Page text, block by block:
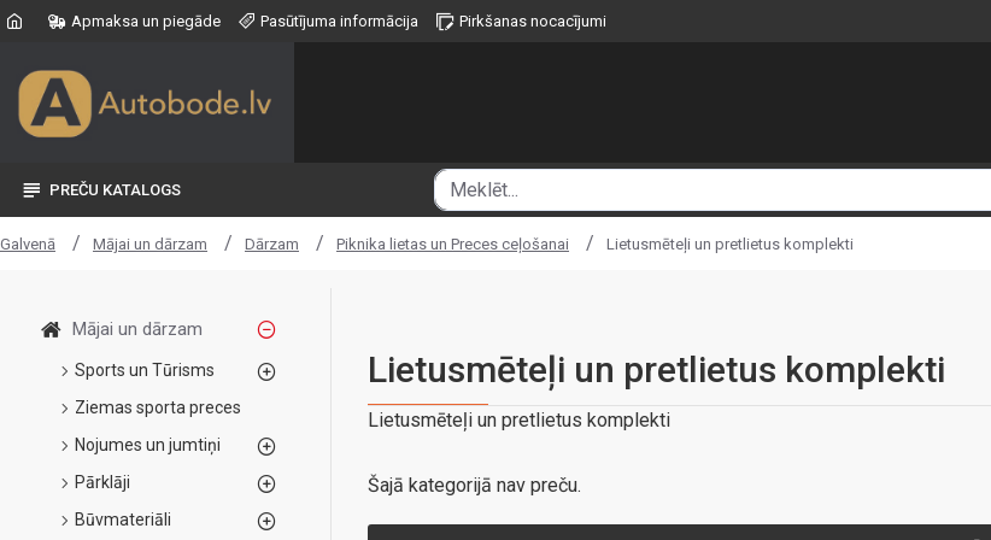
Apmaksa un piegāde Pasūtījuma informācija Pirkšanas nocacījumi
PREČU KATALOGS
Galvenā Mājai un dārzam Dārzam Piknika lietas un Preces ceļošanai Lietusmēteļi un pretlietus komplekti
Mājai un dārzam
Sports un Tūrisms
Ziemas sporta preces
Nojumes un jumtiņi
Pārklāji
Būvmateriāli
Lietusmēteļi un pretlietus komplekti
Lietusmēteļi un pretlietus komplekti
Šajā kategorijā nav preču.